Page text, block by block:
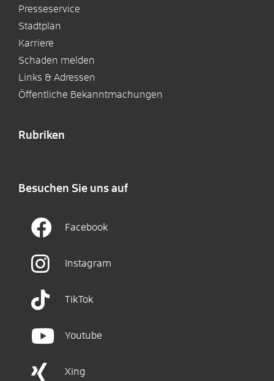
Presseservice
Stadtplan
Karriere
Schaden melden
Links & Adressen
Öffentliche Bekanntmachungen
Rubriken
Besuchen Sie uns auf
Facebook
Instagram
TikTok
Youtube
Xing